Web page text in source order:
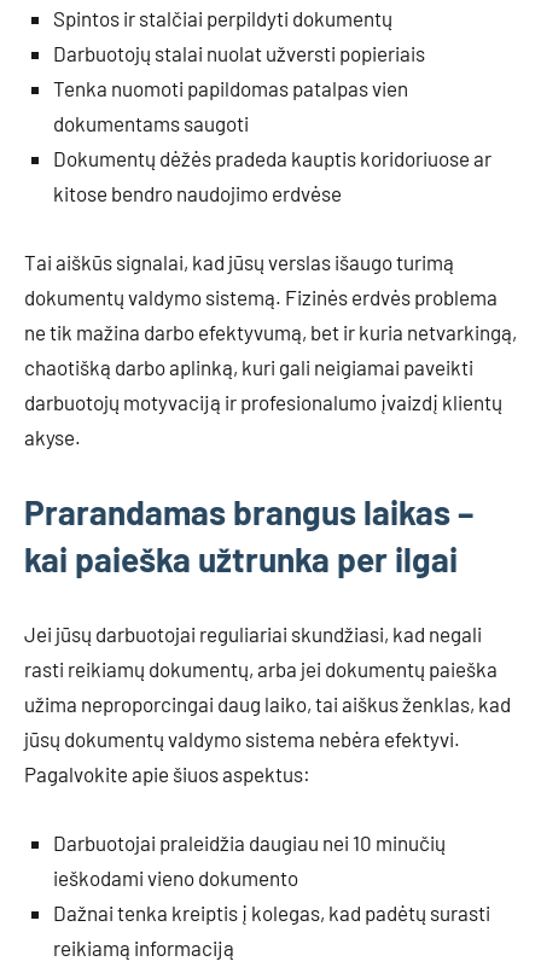
Spintos ir stalčiai perpildyti dokumentų
Darbuotojų stalai nuolat užversti popieriais
Tenka nuomoti papildomas patalpas vien
dokumentams saugoti
Dokumentų dėžės pradeda kauptis koridoriuose ar
kitose bendro naudojimo erdvėse
Tai aiškūs signalai, kad jūsų verslas išaugo turimą
dokumentų valdymo sistemą. Fizinės erdvės problema
ne tik mažina darbo efektyvumą, bet ir kuria netvarkingą,
chaotišką darbo aplinką, kuri gali neigiamai paveikti
darbuotojų motyvaciją ir profesionalumo įvaizdį klientų
akyse.
Prarandamas brangus laikas –
kai paieška užtrunka per ilgai
Jei jūsų darbuotojai reguliariai skundžiasi, kad negali
rasti reikiamų dokumentų, arba jei dokumentų paieška
užima neproporcingai daug laiko, tai aiškus ženklas, kad
jūsų dokumentų valdymo sistema nebėra efektyvi.
Pagalvokite apie šiuos aspektus:
Darbuotojai praleidžia daugiau nei 10 minučių
ieškodami vieno dokumento
Dažnai tenka kreiptis į kolegas, kad padėtų surasti
reikiamą informaciją